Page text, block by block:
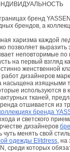
бренд
брендов, а
харизма каждой
позволяет выразить
неповторимые
на первый взгляд
женственной
дизайнеров
насыщена изящными
используются в
тканей,
отшивается из
бренда
и светского
дизайнеров
менять свой
одежды Elitdress, на
среди которых